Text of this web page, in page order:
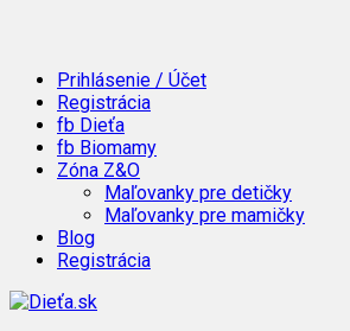
Prihlásenie / Účet
Registrácia
fb Dieťa
fb Biomamy
Zóna Z&O
Maľovanky pre detičky
Maľovanky pre mamičky
Blog
Registrácia